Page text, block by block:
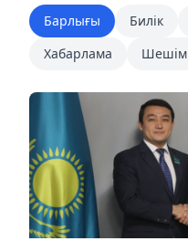
Барлығы Билік
Хабарлама
Шешім